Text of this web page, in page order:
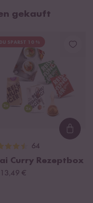
gekauft
DU SPARST 10 %
64
Curry Rezeptbox
€